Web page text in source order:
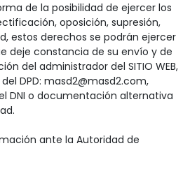
de la posibilidad de ejercer los
oposición, supresión,
estos derechos se podrán ejercer
deje constancia de su envío y de
del administrador del SITIO WEB,
DPD: masd2@masd2.com,
DNI o documentación alternativa
ante la Autoridad de